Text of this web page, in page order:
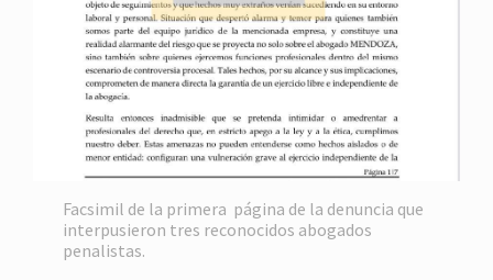
Facsimil de la primera página de la denuncia que
interpusieron tres reconocidos abogados
penalistas.